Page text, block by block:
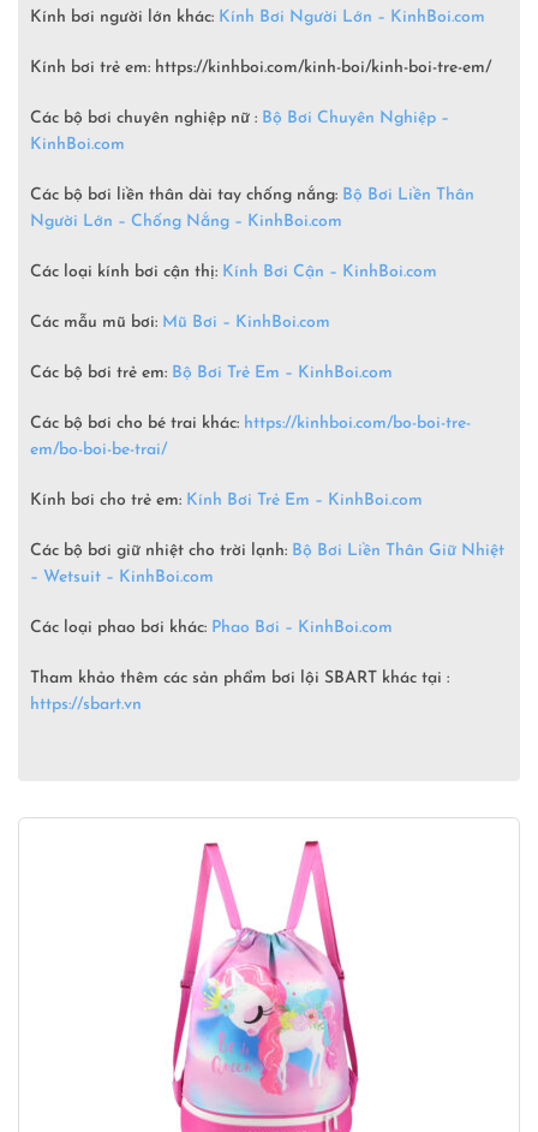
Kính bơi người lớn khác: Kính Bơi Người Lớn – KinhBoi.com
Kính bơi trẻ em: https://kinhboi.com/kinh-boi/kinh-boi-tre-em/
Các bộ bơi chuyên nghiệp nữ : Bộ Bơi Chuyên Nghiệp –
KinhBoi.com
Các bộ bơi liền thân dài tay chống nắng: Bộ Bơi Liền Thân
Người Lớn – Chống Nắng – KinhBoi.com
Các loại kính bơi cận thị: Kính Bơi Cận – KinhBoi.com
Các mẫu mũ bơi: Mũ Bơi – KinhBoi.com
Các bộ bơi trẻ em: Bộ Bơi Trẻ Em – KinhBoi.com
Các bộ bơi cho bé trai khác: https://kinhboi.com/bo-boi-tre-
em/bo-boi-be-trai/
Kính bơi cho trẻ em: Kính Bơi Trẻ Em – KinhBoi.com
Các bộ bơi giữ nhiệt cho trời lạnh: Bộ Bơi Liền Thân Giữ Nhiệt
– Wetsuit – KinhBoi.com
Các loại phao bơi khác: Phao Bơi – KinhBoi.com
Tham khảo thêm các sản phẩm bơi lội SBART khác tại :
https://sbart.vn